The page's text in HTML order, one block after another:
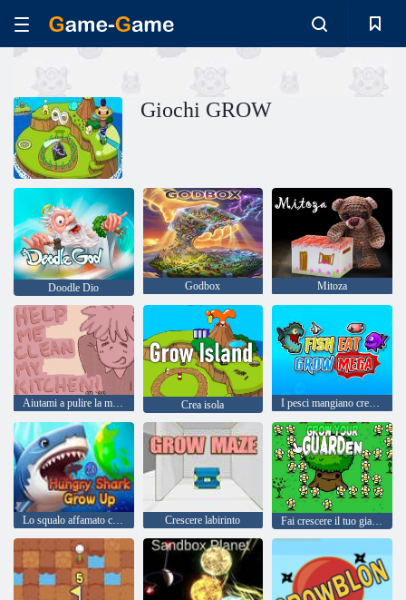
Giochi GROW
Doodle Dio Godbox Mitoza
Aiutami a pulire la mia cucina Crea isola I pesci mangiano crescono mega
Lo squalo affamato cresce Crescere labirinto Fai crescere il tuo giardino